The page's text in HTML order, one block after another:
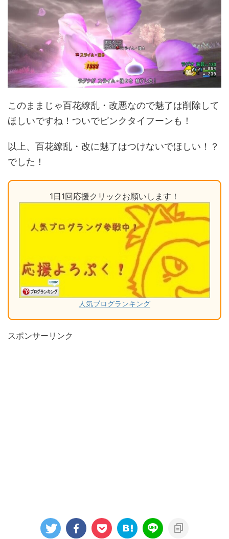
このままじゃ百花繚乱・改悪なので魅了は削除して
ほしいですね！ついでピンクタイフーンも！
以上、百花繚乱・改に魅了はつけないでほしい！？
でした！
1日1回応援クリックお願いします！
人気ブログランキング
スポンサーリンク